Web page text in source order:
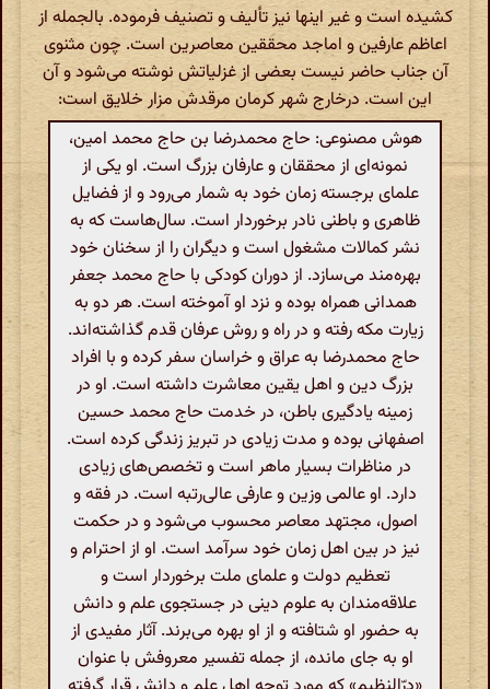
کشیده است و غیر اینها نیز تألیف و تصنیف فرموده. بالجمله از
اعاظم عارفین و اماجد محققین معاصرین است. چون مثنوی
آن جناب حاضر نیست بعضی از غزلیاتش نوشته می‌شود و آن
این است. درخارج شهر کرمان مرقدش مزار خلایق است:
هوش مصنوعی: حاج محمدرضا بن حاج محمد امین،
نمونه‌ای از محققان و عارفان بزرگ است. او یکی از
علمای برجسته زمان خود به شمار می‌رود و از فضایل
ظاهری و باطنی نادر برخوردار است. سال‌هاست که به
نشر کمالات مشغول است و دیگران را از سخنان خود
بهره‌مند می‌سازد. از دوران کودکی با حاج محمد جعفر
همدانی همراه بوده و نزد او آموخته است. هر دو به
زیارت مکه رفته و در راه و روش عرفان قدم گذاشته‌اند.
حاج محمدرضا به عراق و خراسان سفر کرده و با افراد
بزرگ دین و اهل یقین معاشرت داشته است. او در
زمینه یادگیری باطن، در خدمت حاج محمد حسین
اصفهانی بوده و مدت زیادی در تبریز زندگی کرده است.
در مناظرات بسیار ماهر است و تخصص‌های زیادی
دارد. او عالمی وزین و عارفی عالی‌رتبه است. در فقه و
اصول، مجتهد معاصر محسوب می‌شود و در حکمت
نیز در بین اهل زمان خود سرآمد است. او از احترام و
تعظیم دولت و علمای ملت برخوردار است و
علاقه‌مندان به علوم دینی در جستجوی علم و دانش
به حضور او شتافته و از او بهره می‌برند. آثار مفیدی از
او به جای مانده، از جمله تفسیر معروفش با عنوان